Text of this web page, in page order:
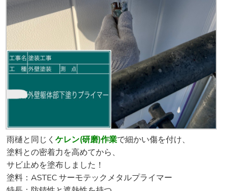
雨樋と同じく ケレン(研磨)作業で細かい傷を付け、
塗料との密着力を高めてから、
サビ止めを塗布しました！
塗料：ASTEC サーモテックメタルプライマー